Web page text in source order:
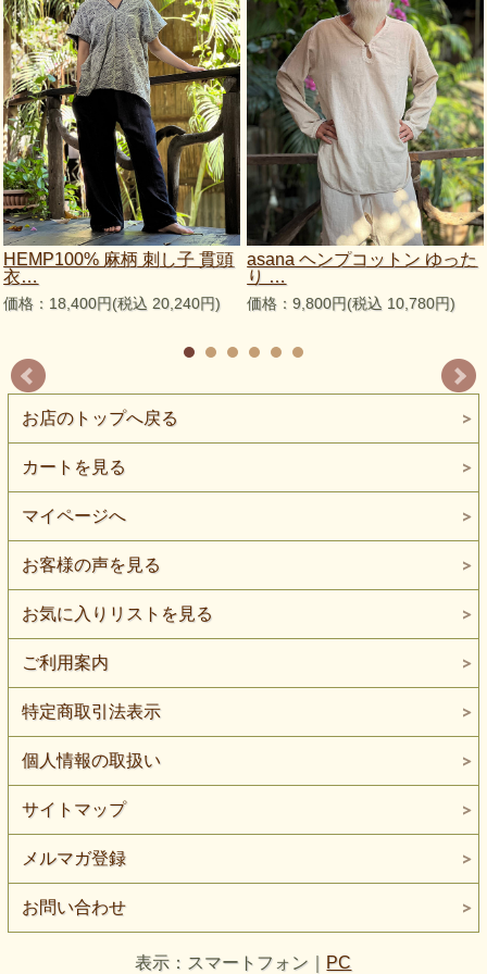
HEMP100% 麻柄 刺し子 貫頭
衣…
価格：18,400円(税込 20,240円)
asana ヘンプコットン ゆった
り …
価格：9,800円(税込 10,780円)
お店のトップへ戻る
カートを見る
マイページへ
お客様の声を見る
お気に入りリストを見る
ご利用案内
特定商取引法表示
個人情報の取扱い
サイトマップ
メルマガ登録
お問い合わせ
表示：スマートフォン｜ PC